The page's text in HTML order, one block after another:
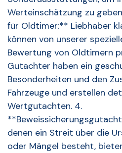
Werteinschätzung zu
für Oldtimer:** Liebhaber
können von unserer
Bewertung von Oldtimern
Gutachter haben ein
Besonderheiten und den
Fahrzeuge und erstellen
Wertgutachten. 4.
denen ein Streit über die
oder Mängel besteht,